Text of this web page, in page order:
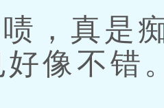
，真是
好像不错